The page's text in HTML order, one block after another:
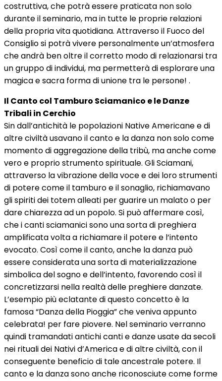
costruttiva, che potrà essere praticata non solo
durante il seminario, ma in tutte le proprie relazioni
della propria vita quotidiana. Attraverso il Fuoco del
Consiglio si potrà vivere personalmente un’atmosfera
che andrà ben oltre il corretto modo di relazionarsi tra
un gruppo di individui, ma permetterà di esplorare una
magica e sacra forma di unione tra le persone! .
Il Canto col Tamburo Sciamanico e le Danze
Tribali in Cerchio
Sin dall’antichità le popolazioni Native Americane e di
altre civiltà usavano il canto e la danza non solo come
momento di aggregazione della tribù, ma anche come
vero e proprio strumento spirituale. Gli Sciamani,
attraverso la vibrazione della voce e dei loro strumenti
di potere come il tamburo e il sonaglio, richiamavano
gli spiriti dei totem alleati per guarire un malato o per
dare chiarezza ad un popolo. Si può affermare così,
che i canti sciamanici sono una sorta di preghiera
amplificata volta a richiamare il potere e l’intento
evocato. Così come il canto, anche la danza può
essere considerata una sorta di materializzazione
simbolica del sogno e dell’intento, favorendo così il
concretizzarsi nella realtà delle preghiere danzate.
L’esempio più eclatante di questo concetto è la
famosa “Danza della Pioggia” che veniva appunto
celebrata! per fare piovere. Nel seminario verranno
quindi tramandati antichi canti e danze usate da secoli
nei rituali dei Nativi d’America e di altre civiltà, con il
conseguente beneficio di tale ancestrale potere. Il
canto e la danza sono anche riconosciute come forme